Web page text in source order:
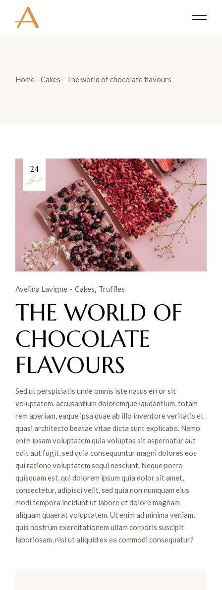
Home Cakes The world of chocolate flavours
24
Jul
Avelina Lavigne Cakes Truffles
THE WORLD OF
CHOCOLATE
FLAVOURS
Sed ut perspiciatis unde omnis iste natus error sit
voluptatem. accusantium doloremque laudantium, totam
rem aperiam, eaque ipsa quae ab illo inventore veritatis et
quasi architecto beatae vitae dicta sunt explicabo. Nemo
enim ipsam voluptatem quia voluptas sit aspernatur aut
odit aut fugit, sed quia consequuntur magni dolores eos
qui ratione voluptatem sequi nesciunt. Neque porro
quisquam est, qui dolorem ipsum quia dolor sit amet,
consectetur, adipisci velit, sed quia non numquam eius
modi tempora incidunt ut labore et dolore magnam
aliquam quaerat voluptatem. Ut enim ad minima veniam,
quis nostrum exercitationem ullam corporis suscipit
laboriosam, nisi ut aliquid ex ea commodi consequatur?